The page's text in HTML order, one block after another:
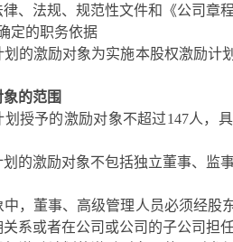
、法规、规范性文件和《公司章
定的职务依据
的激励对象为实施本股权激励计
象的范围
划授予的激励对象不超过147人，具
的激励对象不包括独立董事、监
中，董事、高级管理人员必须经股
系或者在公司或公司的子公司担